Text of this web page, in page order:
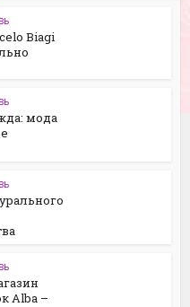
Biagi
мода
Alba –